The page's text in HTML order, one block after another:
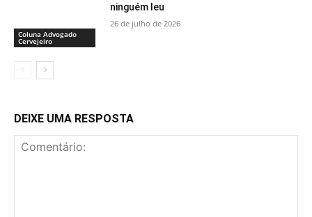
Coluna Advogado
Cervejeiro
ninguém leu
26 de julho de 2026
DEIXE UMA RESPOSTA